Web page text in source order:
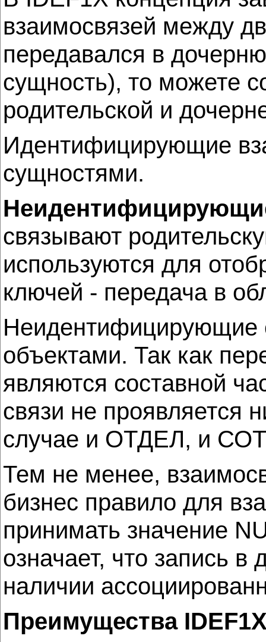
взаимосвязей между
передавался в
сущность), то можете
родительской и
Идентифицирующие
сущностями.
связывают
используются для
ключей - передача в
Неидентифицирующие
объектами. Так как
являются составной
связи не проявляется
случае и ОТДЕЛ, и
Тем не менее,
бизнес правило для
принимать значение
означает, что запись
наличии
Преимущества